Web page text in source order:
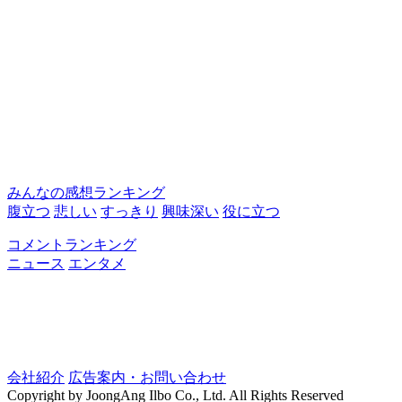
みんなの感想ランキング
腹立つ 悲しい すっきり 興味深い 役に立つ
コメントランキング
ニュース エンタメ
会社紹介 広告案内・お問い合わせ
Copyright by JoongAng Ilbo Co., Ltd. All Rights Reserved